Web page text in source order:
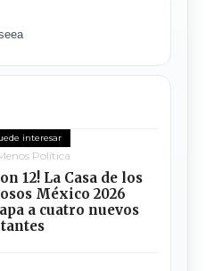
Política
12! La Casa de los
México 2026
a cuatro nuevos